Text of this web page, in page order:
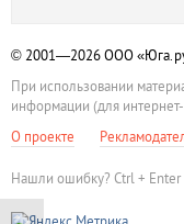
© 2001—2026ООО
При использовании
информации (для
О проекте
Нашли ошибку? Ctrl + Enter